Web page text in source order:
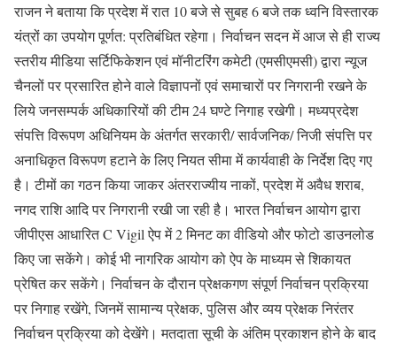
राजन ने बताया कि प्रदेश में रात 10 बजे से सुबह 6 बजे तक ध्वनि विस्तारक
यंत्रों का उपयोग पूर्णत: प्रतिबंधित रहेगा। निर्वाचन सदन में आज से ही राज्य
स्तरीय मीडिया सर्टिफिकेशन एवं मॉनीटरिंग कमेटी (एमसीएमसी) द्वारा न्यूज
चैनलों पर प्रसारित होने वाले विज्ञापनों एवं समाचारों पर निगरानी रखने के
लिये जनसम्पर्क अधिकारियों की टीम 24 घण्टे निगाह रखेगी। मध्यप्रदेश
संपत्ति विरूपण अधिनियम के अंतर्गत सरकारी/ सार्वजनिक/ निजी संपत्ति पर
अनाधिकृत विरूपण हटाने के लिए नियत सीमा में कार्यवाही के निर्देश दिए गए
है। टीमों का गठन किया जाकर अंतरराज्यीय नाकों, प्रदेश में अवैध शराब,
नगद राशि आदि पर निगरानी रखी जा रही है। भारत निर्वाचन आयोग द्वारा
जीपीएस आधारित C Vigil ऐप में 2 मिनट का वीडियो और फोटो डाउनलोड
किए जा सकेंगे। कोई भी नागरिक आयोग को ऐप के माध्यम से शिकायत
प्रेषित कर सकेंगे। निर्वाचन के दौरान प्रेक्षकगण संपूर्ण निर्वाचन प्रक्रिया
पर निगाह रखेंगे, जिनमें सामान्य प्रेक्षक, पुलिस और व्यय प्रेक्षक निरंतर
निर्वाचन प्रक्रिया को देखेंगे। मतदाता सूची के अंतिम प्रकाशन होने के बाद